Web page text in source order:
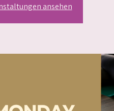
ansehen